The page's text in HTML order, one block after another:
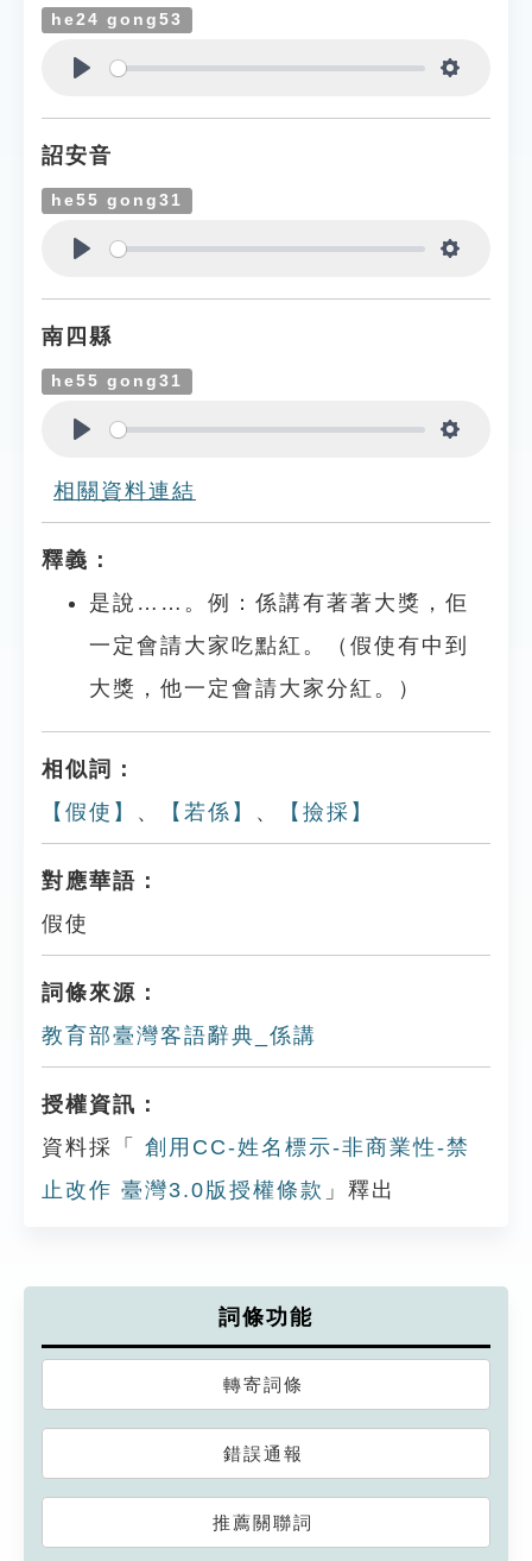
he24 gong53
詔安音
he55 gong31
南四縣
he55 gong31
相關資料連結
釋義：
是說……。例：係講有著著大獎，佢
一定會請大家吃點紅。（假使有中到
大獎，他一定會請大家分紅。）
相似詞：
【假使】 、 【若係】 、 【撿採】
對應華語：
假使
詞條來源：
教育部臺灣客語辭典_係講
授權資訊：
資料採「
創用CC-姓名標示-非商業性-禁
止改作 臺灣3.0版授權條款 」釋出
詞條功能
轉寄詞條
錯誤通報
推薦關聯詞